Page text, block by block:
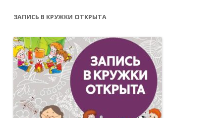
ЗАПИСЬ В КРУЖКИ ОТКРЫТА